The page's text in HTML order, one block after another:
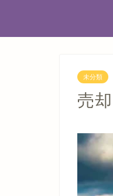
未分類
売